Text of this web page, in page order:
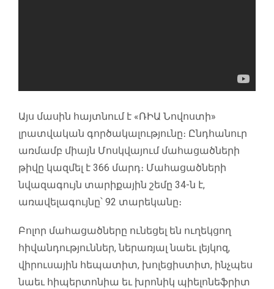
Այս մասին հայտնում է «ՌԻԱ Նովոստի»
լրատվական գործակալությունը։ Ընդհանուր
առմամբ միայն Մոսկվայում մահացածների
թիվը կազմել է 366 մարդ։ Մահացածների
նվազագույն տարիքային շեմը 34-ն է,
առավելագույնը՝ 92 տարեկանը։
Բոլոր մահացածները ունեցել են ուղեկցող
հիվանդություններ, ներառյալ նաեւ լեյկոզ,
վիրուսային հեպատիտ, խոլեցիստիտ, ինչպես
նաեւ հիպերտոնիա եւ խրոնիկ պիելոնեֆրիտ